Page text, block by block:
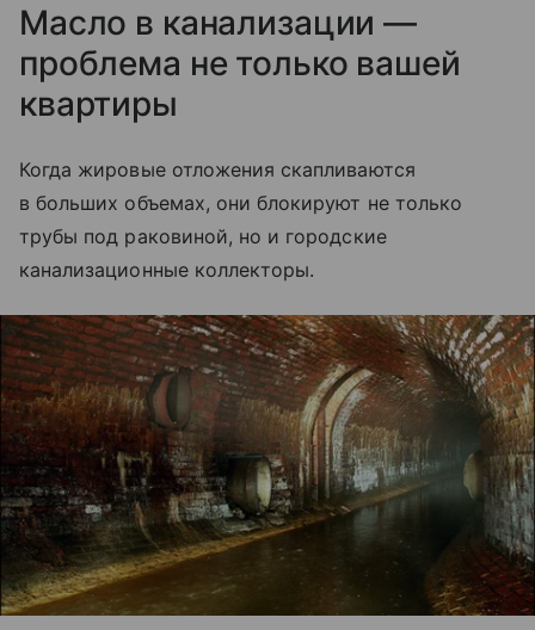
Масло в канализации —
проблема не только вашей
квартиры
Когда жировые отложения скапливаются
в больших объемах, они блокируют не только
трубы под раковиной, но и городские
канализационные коллекторы.